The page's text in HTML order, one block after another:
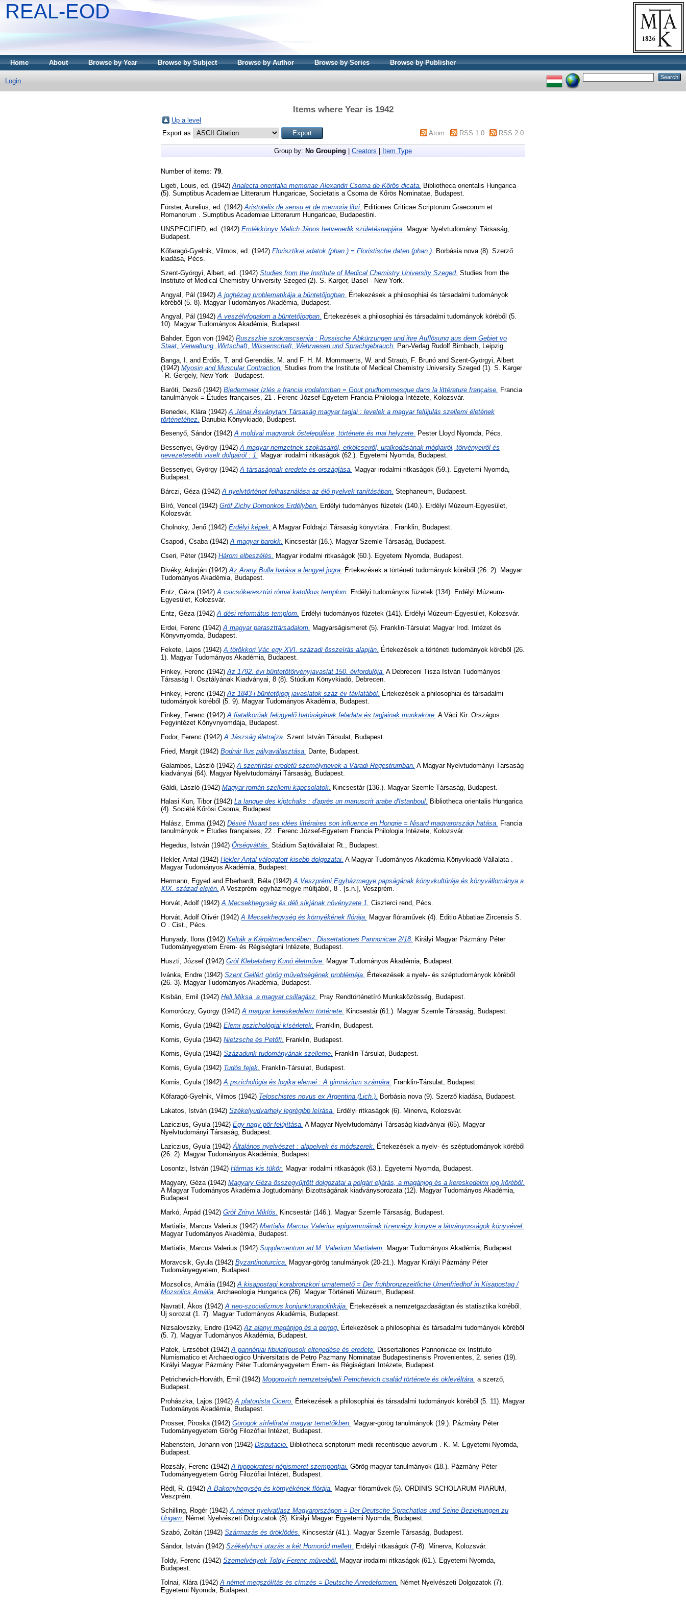
REAL-EOD
Home About Browse by Year Browse by Subject Browse by Author Browse by Series Browse by Publisher
Login
Items where Year is 1942
Up a level
Export as
Atom RSS 1.0 RSS 2.0
Group by: No Grouping Creators Item Type
Number of items: 79
Ligeti, Louis , ed. (1942) Analecta orientalia memoriae Alexandri Csoma de Kőrös dicata. Bibliotheca orientalis Hungarica
(5). Sumptibus Academiae Litterarum Hungaricae, Societatis a Csoma de Kőrös Nominatae, Budapest.
Förster, Aurelius, ed. (1942)Aristotelis de sensu et de memoria libri. Editiones Criticae Scriptorum Graecorum et
Romanorum . Sumptibus Academiae Litterarum Hungaricae, Budapestini.
UNSPECIFIED, ed. (1942) Emlékkönyv Melich János hetvenedik születésnapjára. Magyar Nyelvtudományi Társaság,
Budapest.
Kőfaragó-Gyelnik, Vilmos , ed. (1942) Florisztikai adatok (phan.) = Floristische daten (phan.).
Borbásia nova (8). Szerző
kiadása, Pécs.
Szent-Györgyi, Albert , ed. (1942) Studies from the Institute of Medical Chemistry University Szeged. Studies from the
Institute of Medical Chemistry University Szeged (2). S. Karger, Basel - New York.
Angyal, Pál (1942) A joghézag problematikája a büntetőjogban. Értekezések a philosophiai és társadalmi tudományok
köréből (5. 8). Magyar Tudományos Akadémia, Budapest.
Angyal, Pál (1942)A veszélyfogalom a büntetőjogban. Értekezések a philosophiai és társadalmi tudományok köréből (5.
10). Magyar Tudományos Akadémia, Budapest.
Bahder, Egon von (1942) Ruszszkie szokrascsenija : Russische Abkürzungen und ihre Auflösung aus dem Gebiet vo
Staat, Verwaltung, Wirtschaft, Wissenschaft, Wehrwesen und Sprachgebrauch. Pan-Verlag Rudolf Birnbach, Leipzig.
Banga, I.
and Erdős, T. and Gerendás, M. and F. H. M. Mommaerts, W. and Straub, F. Brunó and Szent-Györgyi, Albert
(1942) Myosin and Muscular Contraction. Studies from the Institute of Medical Chemistry University Szeged (1). S. Karger
- R. Gergely, New York - Budapest.
Baróti, Dezső (1942) Biedermeier ízlés a francia irodalomban = Gout prudhommesque dans la littérature française.
Francia
tanulmányok = Études françaises, 21 . Ferenc József-Egyetem Francia Philologia Intézete, Kolozsvár.
Benedek, Klára (1942) A Jénai Ásványtani Társaság magyar tagjai : levelek a magyar felújulás szellemi életének
történetéhez. Danubia Könyvkiadó, Budapest.
Besenyő, Sándor(1942)A moldvai magyarok őstelepülése, története és mai helyzete. Pester Lloyd Nyomda, Pécs.
Bessenyei, György (1942)A magyar nemzetnek szokásairól, erkölcseiről, uralkodásának módjairól, törvényeiről és
nevezetesebb viselt dolgairól : 1. Magyar irodalmi ritkaságok (62.). Egyetemi Nyomda, Budapest.
Bessenyei, György (1942) A társaságnak eredete és országlása.
Magyar irodalmi ritkaságok (59.). Egyetemi Nyomda,
Budapest.
Bárczi, Géza (1942) A nyelvtörténet felhasználása az élő nyelvek tanításában. Stephaneum, Budapest.
Bíró, Vencel (1942) Gróf Zichy Domonkos Erdélyben. Erdélyi tudományos füzetek (140.). Erdélyi Múzeum-Egyesület,
Kolozsvár.
Cholnoky, Jenő (1942) Erdélyi képek. A Magyar Földrajzi Társaság könyvtára . Franklin, Budapest.
Csapodi, Csaba(1942)A magyar barokk. Kincsestár (16.). Magyar Szemle Társaság, Budapest.
Cseri, Péter(1942) Három elbeszélés.
Magyar irodalmi ritkaságok (60.). Egyetemi Nyomda, Budapest.
Divéky, Adorján (1942) Az Arany Bulla hatása a lengyel jogra. Értekezések a történeti tudományok köréből (26. 2). Magyar
Tudományos Akadémia, Budapest.
Entz, Géza (1942) A csicsókeresztúri római katolikus templom. Erdélyi tudományos füzetek (134). Erdélyi Múzeum-
Egyesület, Kolozsvár.
Entz, Géza(1942)A dési református templom. Erdélyi tudományos füzetek (141). Erdélyi Múzeum-Egyesület, Kolozsvár.
Erdei, Ferenc (1942)A magyar paraszttársadalom. Magyarságismeret (5). Franklin-Társulat Magyar Irod. Intézet és
Könyvnyomda, Budapest.
Fekete, Lajos (1942) A törökkori Vác egy XVI. századi összeírás alapján.
Értekezések a történeti tudományok köréből (26.
1). Magyar Tudományos Akadémia, Budapest.
Finkey, Ferenc (1942) Az 1792. évi büntetőtörvényjavaslat 150. évfordulója. A Debreceni Tisza István Tudományos
Társaság I. Osztályának Kiadványai, 8 (8). Stúdium Könyvkiadó, Debrecen.
Finkey, Ferenc (1942) Az 1843-i büntetőjogi javaslatok száz év távlatából. Értekezések a philosophiai és társadalmi
tudományok köréből (5. 9). Magyar Tudományos Akadémia, Budapest.
Finkey, Ferenc (1942)A fiatalkorúak felügyelő hatóságának feladata és tagjainak munkaköre. A Váci Kir. Országos
Fegyintézet Könyvnyomdája, Budapest.
Fodor, Ferenc (1942)A Jászság életrajza. Szent István Társulat, Budapest.
Fried, Margit (1942) Bodnár Ilus pályaválasztása.
Dante, Budapest.
Galambos, László (1942) A szentírási eredetű személynevek a Váradi Regestrumban. A Magyar Nyelvtudományi Társaság
kiadványai (64). Magyar Nyelvtudományi Társaság, Budapest.
Gáldi, László (1942) Magyar-román szellemi kapcsolatok. Kincsestár (136.). Magyar Szemle Társaság, Budapest.
Halasi Kun, Tibor(1942) La langue des kiptchaks : d'après un manuscrit arabe d'Istanboul. Bibliotheca orientalis Hungarica
(4). Société Kőrösi Csoma, Budapest.
Halász, Emma(1942) Désiré Nisard ses idées littéraires son influence en Hongrie = Nisard magyarországi hatása. Francia
tanulmányok = Études françaises, 22 . Ferenc József-Egyetem Francia Philologia Intézete, Kolozsvár.
Hegedüs, István (1942) Őrségváltás. Stádium Sajtóvállalat Rt., Budapest.
Hekler, Antal (1942) Hekler Antal válogatott kisebb dolgozatai. A Magyar Tudományos Akadémia Könyvkiadó Vállalata .
Magyar Tudományos Akadémia, Budapest.
Hermann, Egyed and Eberhardt, Béla(1942)A Veszprémi Egyházmegye papságának könyvkultúrája és könyvállománya a
XIX. század elején. A Veszprémi egyházmegye múltjából, 8 . [s.n.], Veszprém.
Horvát, Adolf (1942)A Mecsekhegység és déli síkjának növényzete 1. Ciszterci rend, Pécs.
Horvát, Adolf Olivér(1942)A Mecsekhegység és környékének flórája. Magyar flóraművek (4). Editio Abbatiae Zircensis S.
O . Cist., Pécs.
Hunyady, Ilona (1942) Kelták a Kárpátmedencében : Dissertationes Pannonicae 2/18. Királyi Magyar Pázmány Péter
Tudományegyetem Érem- és Régiségtani Intézete, Budapest.
Huszti, József (1942) Gróf Klebelsberg Kunó életműve. Magyar Tudományos Akadémia, Budapest.
Ivánka, Endre (1942) Szent Gellért görög műveltségének problémája. Értekezések a nyelv- és széptudományok köréből
(26. 3). Magyar Tudományos Akadémia, Budapest.
Kisbán, Emil (1942) Hell Miksa, a magyar csillagász. Pray Rendtörténetíró Munkaközösség, Budapest.
Komoróczy, György (1942)A magyar kereskedelem története. Kincsestár (61.). Magyar Szemle Társaság, Budapest.
Kornis, Gyula (1942) Elemi pszichológiai kísérletek.
Franklin, Budapest.
Kornis, Gyula (1942) Nietzsche és Petőfi. Franklin, Budapest.
Kornis, Gyula(1942) Századunk tudományának szelleme. Franklin-Társulat, Budapest.
Kornis, Gyula(1942) Tudós fejek. Franklin-Társulat, Budapest.
Kornis, Gyula(1942)A pszichológia és logika elemei : A gimnázium számára. Franklin-Társulat, Budapest.
Kőfaragó-Gyelnik, Vilmos (1942) Teloschistes novus ex Argentina (Lich.).
Borbásia nova (9). Szerző kiadása, Budapest.
Lakatos, István (1942) Székelyudvarhely legrégibb leírása. Erdélyi ritkaságok (6). Minerva, Kolozsvár.
Laziczius, Gyula(1942) Egy nagy pör felújítása. A Magyar Nyelvtudományi Társaság kiadványai (65). Magyar
Nyelvtudományi Társaság, Budapest.
Laziczius, Gyula(1942)Általános nyelvészet : alapelvek és módszerek. Értekezések a nyelv- és széptudományok köréből
(26. 2). Magyar Tudományos Akadémia, Budapest.
Losontzi, István (1942) Hármas kis tükör. Magyar irodalmi ritkaságok (63.). Egyetemi Nyomda, Budapest.
Magyary, Géza (1942) Magyary Géza összegyűjtött dolgozatai a polgári eljárás, a magánjog és a kereskedelmi jog köréből.
A Magyar Tudományos Akadémia Jogtudományi Bizottságának kiadványsorozata (12). Magyar Tudományos Akadémia,
Budapest.
Markó, Árpád (1942) Gróf Zrinyi Miklós.
Kincsestár (146.). Magyar Szemle Társaság, Budapest.
Martialis, Marcus Valerius (1942) Martialis Marcus Valerius epigrammáinak tizennégy könyve a látványosságok könyvével.
Magyar Tudományos Akadémia, Budapest.
Martialis, Marcus Valerius (1942) Supplementum ad M. Valerium Martialem. Magyar Tudományos Akadémia, Budapest.
Moravcsik, Gyula(1942) Byzantinoturcica. Magyar-görög tanulmányok (20-21.). Magyar Királyi Pázmány Péter
Tudományegyetem, Budapest.
Mozsolics, Amália (1942) A kisapostagi korabronzkori urnatemető = Der frühbronzezeitliche Urnenfriedhof in Kisapostag /
Mozsolics Amália. Archaeologia Hungarica (26). Magyar Történeti Múzeum, Budapest.
Navratil, Ákos (1942) A neo-szocializmus konjunkturapolitikája. Értekezések a nemzetgazdaságtan és statisztika köréből.
Új sorozat (1. 7). Magyar Tudományos Akadémia, Budapest.
Nizsalovszky, Endre (1942)Az alanyi magánjog és a perjog. Értekezések a philosophiai és társadalmi tudományok köréből
(5. 7). Magyar Tudományos Akadémia, Budapest.
Patek, Erzsébet (1942)A pannóniai fibulatípusok elterjedése és eredete. Dissertationes Pannonicae ex Instituto
Numismatico et Archaeologico Universitatis de Petro Pazmany Nominatae Budapestinensis Provenientes, 2. series (19).
Királyi Magyar Pázmány Péter Tudományegyetem Érem- és Régiségtani Intézete, Budapest.
Petrichevich-Horváth, Emil (1942) Mogorovich nemzetségbeli Petrichevich család története és oklevéltára. a szerző,
Budapest.
Prohászka, Lajos (1942) A platonista Cicero.
Értekezések a philosophiai és társadalmi tudományok köréből (5. 11). Magyar
Tudományos Akadémia, Budapest.
Prosser, Piroska (1942) Görögök sírfeliratai magyar temetőkben. Magyar-görög tanulmányok (19.). Pázmány Péter
Tudományegyetem Görög Filozófiai Intézet, Budapest.
Rabenstein, Johann von (1942) Disputacio. Bibliotheca scriptorum medii recentisque aevorum . K. M. Egyetemi Nyomda,
Budapest.
Rozsály, Ferenc (1942)A hippokratesi népismeret szempontjai. Görög-magyar tanulmányok (18.). Pázmány Péter
Tudományegyetem Görög Filozófiai Intézet, Budapest.
Rédl, R. (1942) A Bakonyhegység és környékének flórája.
Magyar flóraművek (5). ORDINIS SCHOLARUM PIARUM,
Veszprém.
Schilling, Rogér(1942) A német nyelvatlasz Magyarországon = Der Deutsche Sprachatlas und Seine Beziehungen zu
Ungarn.
Német Nyelvészeti Dolgozatok (8). Királyi Magyar Egyetemi Nyomda, Budapest.
Szabó, Zoltán (1942) Származás és öröklödés.
Kincsestár (41.). Magyar Szemle Társaság, Budapest.
Sándor, István (1942) Székelyhoni utazás a két Homoród mellett. Erdélyi ritkaságok (7-8). Minerva, Kolozsvár.
Toldy, Ferenc (1942) Szemelvények Toldy Ferenc műveiből. Magyar irodalmi ritkaságok (61.). Egyetemi Nyomda,
Budapest.
Tolnai, Klára (1942) A német megszólítás és címzés = Deutsche Anredeformen.
Német Nyelvészeti Dolgozatok (7).
Egyetemi Nyomda, Budapest.